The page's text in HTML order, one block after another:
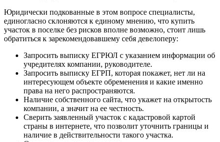
Юридически подкованные в этом вопросе специалисты,
единогласно склоняются к единому мнению, что купить
участок в поселке без рисков вполне возможно, стоит лишь
обратиться к зарекомендовавшему себя девелоперу:
Запросить выписку ЕГРЮЛ с указанием информации об
учредителях компании, руководителе.
Запросить выписку ЕГРП, которая покажет, нет ли на
интересующем объекте обременения и какие именно
права на него распространяются.
Наличие собственного сайта, что укажет на открытость
компании, а значит на ее честность.
Сверить заявленный участок с кадастровой картой
страны в интернете, что позволит уточнить границы и
наличие в действительности такого участка.